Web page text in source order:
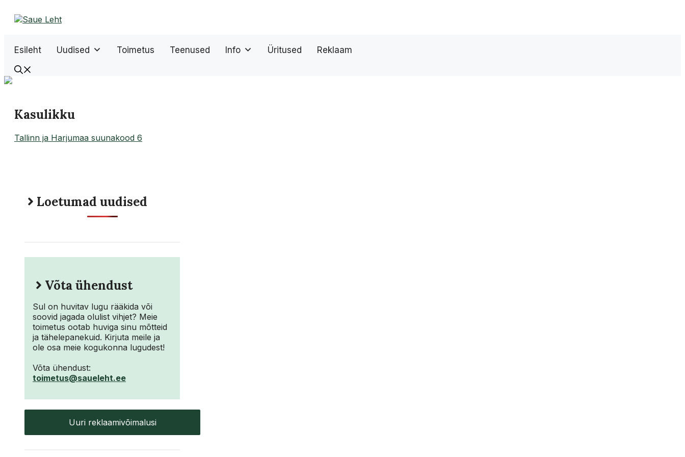
sisu
Esileht Uudised Toimetus Teenused Info Üritused Reklaam
Kasulikku
Tallinn ja Harjumaa suunakood 6
Loetumad uudised
Võta ühendust
Sul on huvitav lugu rääkida või
soovid jagada olulist vihjet? Meie
toimetus ootab huviga sinu mõtteid
ja tähelepanekuid. Kirjuta meile ja
ole osa meie kogukonna lugudest!
Võta ühendust:
toimetus@saueleht.ee
Uuri reklaamivõimalusi